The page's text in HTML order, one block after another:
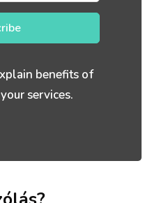
benefits of
services.